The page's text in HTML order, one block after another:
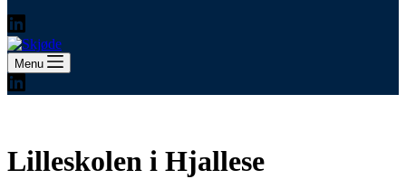
Menu
Lilleskolen i Hjallese